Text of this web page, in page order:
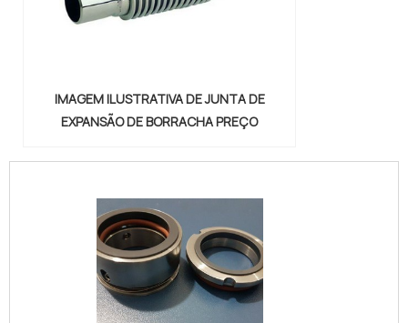
IMAGEM ILUSTRATIVA DE JUNTA DE
EXPANSÃO DE BORRACHA PREÇO